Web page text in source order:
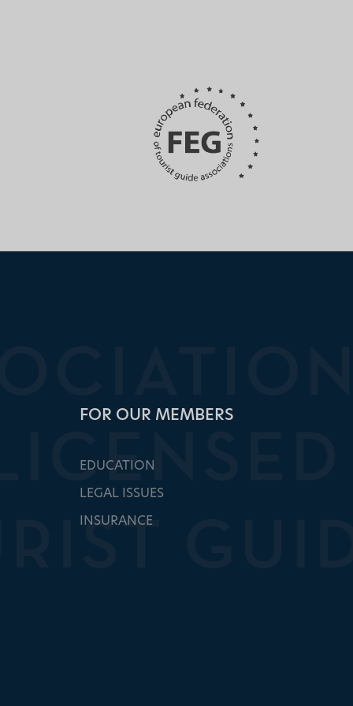
FOR OUR MEMBERS
EDUCATION
LEGAL ISSUES
INSURANCE